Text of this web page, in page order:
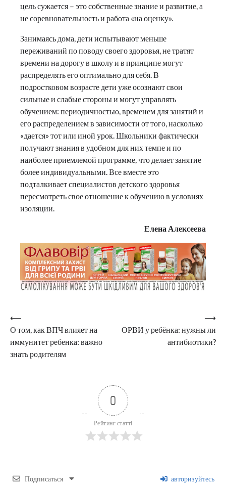
цель сужается – это собственные знание и развитие, а
не соревновательность и работа «на оценку».
Занимаясь дома, дети испытывают меньше
переживаний по поводу своего здоровья, не тратят
времени на дорогу в школу и в принципе могут
распределять его оптимально для себя. В
подростковом возрасте дети уже осознают свои
сильные и слабые стороны и могут управлять
обучением: периодичностью, временем для занятий и
его распределением в зависимости от того, насколько
«дается» тот или иной урок. Школьники фактически
получают знания в удобном для них темпе и по
наиболее приемлемой программе, что делает занятие
более индивидуальными. Все вместе это
подталкивает специалистов детского здоровья
пересмотреть свое отношение к обучению в условиях
изоляции.
Елена Алексеева
Навигация
по
записям
⟵
О том, как ВПЧ влияет на
иммунитет ребенка: важно
знать родителям
ОРВИ у ребёнка: нужны ли
антибиотики?
⟶
0
Рейтинг статті
Подписаться авторизуйтесь